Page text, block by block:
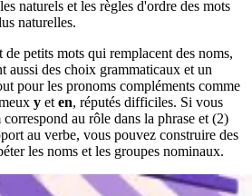
naturels et les règles d'ordre des mots
naturelles.
petits mots qui remplacent des noms,
aussi des choix grammaticaux et un
pour les pronoms compléments comme
y et en, réputés difficiles. Si vous
au rôle dans la phrase et (2)
au verbe, vous pouvez construire des
les noms et les groupes nominaux.